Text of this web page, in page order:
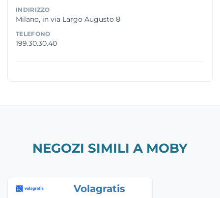
INDIRIZZO
Milano, in via Largo Augusto 8
TELEFONO
199.30.30.40
NEGOZI SIMILI A MOBY
Volagratis